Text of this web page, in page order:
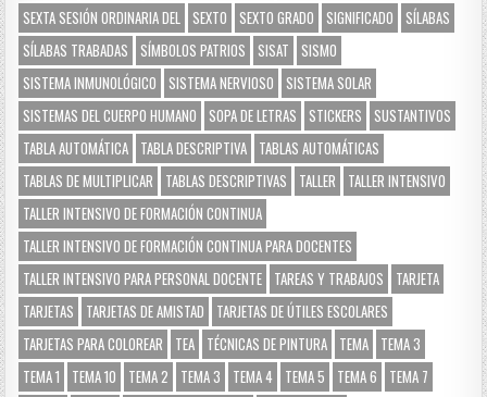
SEXTA SESIÓN ORDINARIA DEL SEXTO SEXTO GRADO SIGNIFICADO
SÍLABAS
SÍLABAS TRABADAS
SÍMBOLOS PATRIOS SISAT
SISMO
SISTEMA INMUNOLÓGICO
SISTEMA NERVIOSO
SISTEMA SOLAR
SISTEMAS DEL CUERPO HUMANO
SOPA DE LETRAS STICKERS
SUSTANTIVOS
TABLA AUTOMÁTICA TABLA DESCRIPTIVA TABLAS AUTOMÁTICAS
TABLAS DE MULTIPLICAR
TABLAS DESCRIPTIVAS TALLER
TALLER INTENSIVO
TALLER INTENSIVO DE FORMACIÓN CONTINUA
TALLER INTENSIVO DE FORMACIÓN CONTINUA PARA DOCENTES
TALLER INTENSIVO PARA PERSONAL DOCENTE TAREAS Y TRABAJOS
TARJETA
TARJETAS
TARJETAS DE AMISTAD
TARJETAS DE ÚTILES ESCOLARES
TARJETAS PARA COLOREAR
TEA TÉCNICAS DE PINTURA TEMA TEMA 3
TEMA 1
TEMA 10 TEMA 2 TEMA 3 TEMA 4 TEMA 5 TEMA 6
TEMA 7